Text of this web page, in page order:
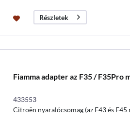
Részletek
Fiamma adapter az F35 / F35Pro
433553
Citroën nyaralócsomag (az F43 és F45